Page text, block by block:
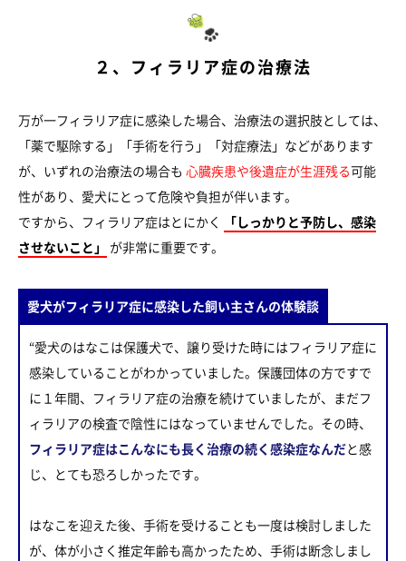
２、フィラリア症の治療法
万が一フィラリア症に感染した場合、治療法の選択肢としては、
「薬で駆除する」「手術を行う」「対症療法」などがあります
が、いずれの治療法の場合も 心臓疾患や後遺症が生涯残る可能
性があり、愛犬にとって危険や負担が伴います。
ですから、フィラリア症はとにかく
「しっかりと予防し、感染
させないこと」
が非常に重要です。
愛犬がフィラリア症に感染した飼い主さんの体験談
“愛犬のはなこは保護犬で、譲り受けた時にはフィラリア症に
感染していることがわかっていました。保護団体の方ですで
に１年間、フィラリア症の治療を続けていましたが、まだフ
ィラリアの検査で陰性にはなっていませんでした。その時、
フィラリア症はこんなにも長く治療の続く感染症なんだと感
じ、とても恐ろしかったです。
はなこを迎えた後、手術を受けることも一度は検討しました
が、体が小さく推定年齢も高かったため、手術は断念しまし